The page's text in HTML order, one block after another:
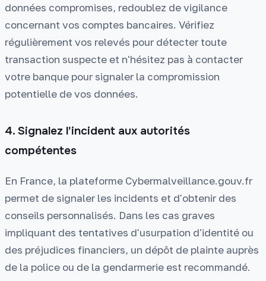
données compromises, redoublez de vigilance
concernant vos comptes bancaires. Vérifiez
régulièrement vos relevés pour détecter toute
transaction suspecte et n'hésitez pas à contacter
votre banque pour signaler la compromission
potentielle de vos données.
4. Signalez l'incident aux autorités
compétentes
En France, la plateforme Cybermalveillance.gouv.fr
permet de signaler les incidents et d'obtenir des
conseils personnalisés. Dans les cas graves
impliquant des tentatives d'usurpation d'identité ou
des préjudices financiers, un dépôt de plainte auprès
de la police ou de la gendarmerie est recommandé.